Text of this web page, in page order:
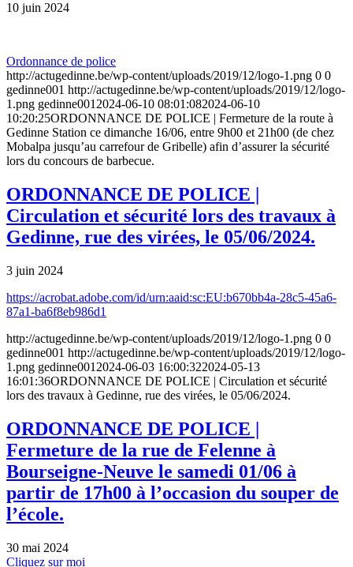
10 juin 2024
Ordonnance de police
http://actugedinne.be/wp-content/uploads/2019/12/logo-1.png 0 0
gedinne001 http://actugedinne.be/wp-content/uploads/2019/12/logo-
1.png gedinne0012024-06-10 08:01:082024-06-10
10:20:25ORDONNANCE DE POLICE | Fermeture de la route à
Gedinne Station ce dimanche 16/06, entre 9h00 et 21h00 (de chez
Mobalpa jusqu’au carrefour de Gribelle) afin d’assurer la sécurité
lors du concours de barbecue.
ORDONNANCE DE POLICE |
Circulation et sécurité lors des travaux à
Gedinne, rue des virées, le 05/06/2024.
3 juin 2024
https://acrobat.adobe.com/id/urn:aaid:sc:EU:b670bb4a-28c5-45a6-
87a1-ba6f8eb986d1
http://actugedinne.be/wp-content/uploads/2019/12/logo-1.png 0 0
gedinne001 http://actugedinne.be/wp-content/uploads/2019/12/logo-
1.png gedinne001 2024-06-03 16:00:322024-05-13
16:01:36ORDONNANCE DE POLICE | Circulation et sécurité
lors des travaux à Gedinne, rue des virées, le 05/06/2024.
ORDONNANCE DE POLICE |
Fermeture de la rue de Felenne à
Bourseigne-Neuve le samedi 01/06 à
partir de 17h00 à l’occasion du souper de
l’école.
30 mai 2024
Cliquez sur moi